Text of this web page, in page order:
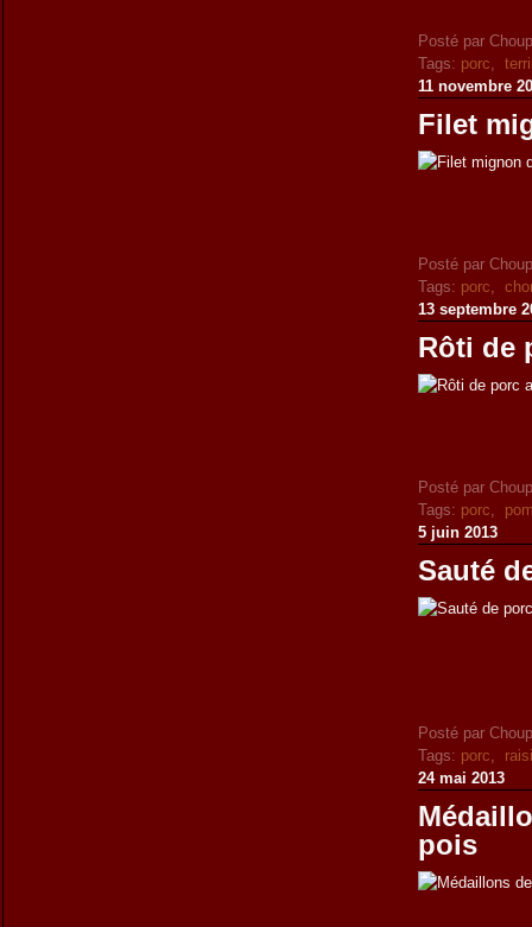
Posté par
Tags: porc,
11 novembre
Filet
Posté par
Tags: porc,
13 septembre
Rôti de
Posté par
Tags: porc,
5 juin 2013
Sauté
Posté par
Tags: porc,
24 mai 2013
pois